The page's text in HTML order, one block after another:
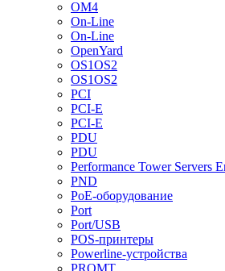
OM4
On-Line
On-Line
OpenYard
OS1OS2
OS1OS2
PCI
PCI-E
PCI-E
PDU
PDU
Performance Tower Servers
PND
PoE-оборудование
Port
Port/USB
POS-принтеры
Powerline-устройства
PROMT